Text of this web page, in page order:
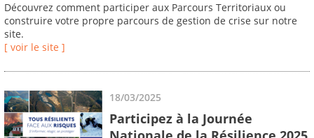
Découvrez comment participer aux Parcours Territoriaux ou
construire votre propre parcours de gestion de crise sur notre
site.
[ voir le site ]
18/03/2025
Participez à la Journée